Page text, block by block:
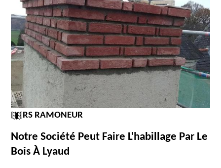
RS RAMONEUR
Notre Société Peut Faire L'habillage Par Le
Bois À Lyaud